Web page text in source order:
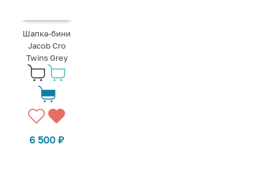
Шапка-бини
Jacob Cro
Twins Grey
6 500₽